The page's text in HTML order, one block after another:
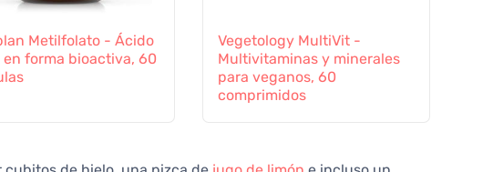
Metilfolato - Ácido
forma bioactiva, 60
Vegetology MultiVit -
Multivitaminas y minerales
para veganos, 60
comprimidos